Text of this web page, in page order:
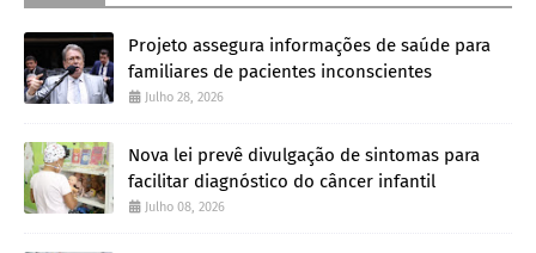
Projeto assegura informações de saúde para
familiares de pacientes inconscientes
Julho 28, 2026
Nova lei prevê divulgação de sintomas para
facilitar diagnóstico do câncer infantil
Julho 08, 2026